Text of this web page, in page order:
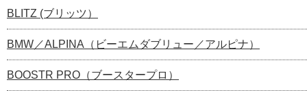
BLITZ (ブリッツ）
BMW／ALPINA（ビーエムダブリュー／アルピナ）
BOOSTR PRO（ブースタープロ）